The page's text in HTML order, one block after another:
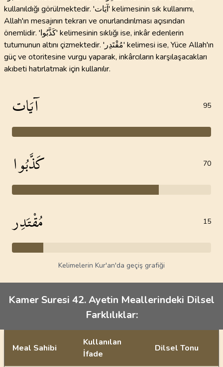
kullanıldığı görülmektedir. 'آيَات' kelimesinin sık kullanımı,
Allah'ın mesajının tekrarı ve onurlandırılması açısından
önemlidir. 'كَذَّبُوا' kelimesinin sıklığı ise, inkâr edenlerin
tutumunun altını çizmektedir. 'مُقْتَدِر' kelimesi ise, Yüce Allah'ın
güç ve otoritesine vurgu yaparak, inkârcıların karşılaşacakları
akıbeti hatırlatmak için kullanılır.
آيَات 95
كَذَّبُوا 70
مُقْتَدِر 15
Kelimelerin Kur'an'da geçiş grafiği
Kamer Suresi 42. Ayetin Meallerindeki Dilsel
Farklılıklar:
Meal Sahibi
Kullanılan
İfade
Dilsel Tonu